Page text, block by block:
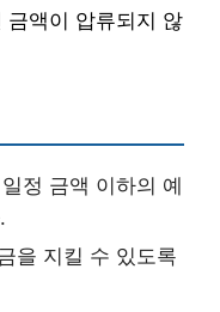
금액이 압류되지 않
정 금액 이하의 예
을 지킬 수 있도록